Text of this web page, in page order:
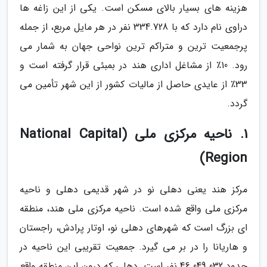
هزینه های بسیار بالای مسکن است. یکی از این زاغه ها
دراوی نام دارد که با 334.728 نفر در هر مایل مربع، از جمله
پرجمعیت ترین و متراکم ترین نواحی جهان به شمار می
رود. 10٪ از مشاغل اداری هند در بمبئی قرار گرفته است و
33٪ از عایدی حاصل از مالیات کشور از این شهر تأمین می
گردد.
1. ناحیه مرکزی ملی (National Capital
Region)
مرکز هند یعنی دهلی نو در شهر قدیمی دهلی و ناحیه
مرکزی ملی واقع شده است. ناحیه مرکزی ملی هند، منطقه
ای بزرگ است که شهرهای دهلی نو، اوتار پرادش، راجستان
و هاریانا را در بر می گیرد. جمعیت تقریبی این ناحیه در